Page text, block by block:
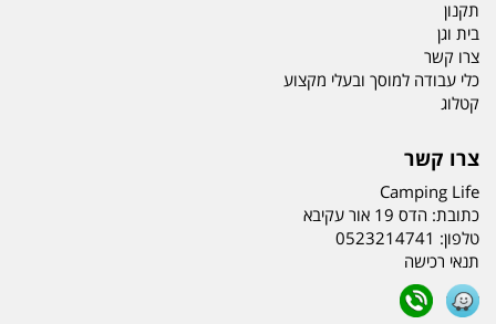
תקנון
בית וגן
צרו קשר
כלי עבודה למוסך ובעלי מקצוע
קטלוג
צרו קשר
Camping Life
כתובת: הדס 19 אור עקיבא
טלפון: 0523214741
תנאי רכישה